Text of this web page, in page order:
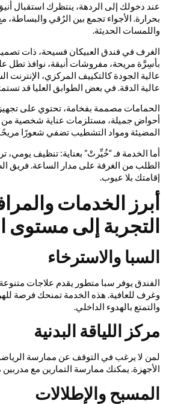
عند دخولك إلى الردهة، ينتظرك استقبال
بحرارة. الأجواء تجمع بين الرُقي والبساطة، مع
واللمسات الحديثة.
الغرف في فندق العبيكان فسيحة، ذات تصميم
بأسِرَّة مريحة، مفروشات أنيقة، نوافذ تطل على
عالية الجودة كالتكييف المركزي، الإنترنت
عالية الدقة. في بعض الطوابق العليا قد تستمتع
الحمامات مصممة بفخامة، تحتوي على
أحواض جميلة، مستلزمات عناية شخصية من
المضيئة ومواد التشطيب تضفي شعورًا مريحًا
أما الخدمة فـ “خُيِّرتْ” بعناية: تنظيف يومي،
الطلب من الغرفة على مدار الساعة. فريق
إقامتك بلا عيوب.
أبرز الخدمات
التجربة إلى مستوى
السبا والاسترخاء
الفندق يوفر سبا متطور يقدم علاجات
وغرف للعافية. هذه الخدمة تمنحك فرصة
والتمتع بالهدوء الداخلي.
مركز اللياقة البدنية
لمن لا يرغب في التوقف عن ممارسة
الأجهزة. يمكنك ممارسة التمارين مع
المسبح والإطلالات